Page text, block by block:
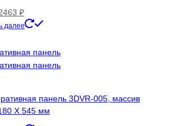
₽.
₽Текущая
цена:
далее
имеет
несколько
можно
панель 3DVR-005, массив
Х 545 мм